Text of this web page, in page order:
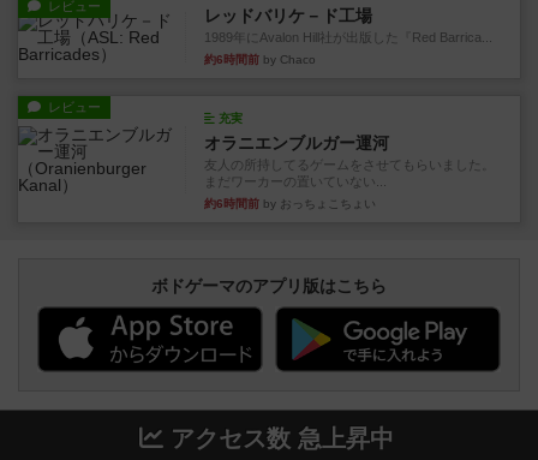
レビュー レッドバリケ－ド工場
1989年にAvalon Hill社が出版した『Red Barrica...
約6時間前 by Chaco
レビュー
充実
オラニエンブルガー運河
友人の所持してるゲームをさせてもらいました。
まだワーカーの置いていない...
約6時間前 by おっちょこちょい
ボドゲーマのアプリ版はこちら
アクセス数 急上昇中